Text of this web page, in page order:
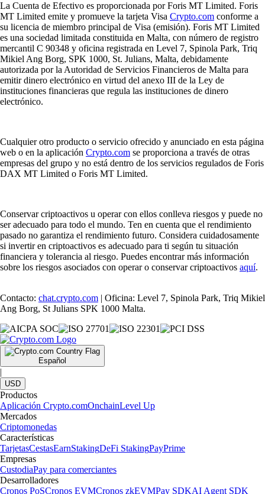
La Cuenta de Efectivo es proporcionada por Foris MT Limited. Foris
MT Limited emite y promueve la tarjeta Visa Crypto.com conforme a
su licencia de miembro principal de Visa (emisión). Foris MT Limited
es una sociedad limitada constituida en Malta, con número de registro
mercantil C 90348 y oficina registrada en Level 7, Spinola Park, Triq
Mikiel Ang Borg, SPK 1000, St. Julians, Malta, debidamente
autorizada por la Autoridad de Servicios Financieros de Malta para
emitir dinero electrónico en virtud del anexo III de la Ley de
instituciones financieras que regula las instituciones de dinero
electrónico.
Cualquier otro producto o servicio ofrecido y anunciado en esta página
web o en la aplicación Crypto.com se proporciona a través de otras
empresas del grupo y no está dentro de los servicios regulados de Foris
DAX MT Limited o Foris MT Limited.
Conservar criptoactivos u operar con ellos conlleva riesgos y puede no
ser adecuado para todo el mundo. Ten en cuenta que el rendimiento
pasado no garantiza el rendimiento futuro. Considera cuidadosamente
si invertir en criptoactivos es adecuado para ti según tu situación
financiera y tolerancia al riesgo. Puedes encontrar más información
sobre los riesgos asociados con operar o conservar criptoactivos aquí.
Contacto: chat.crypto.com | Oficina: Level 7, Spinola Park, Triq Mikiel
Ang Borg, St Julians SPK 1000 Malta.
Español
|
USD
Productos
Aplicación Crypto.comOnchainLevel Up
Mercados
Criptomonedas
Características
TarjetasCestasEarnStakingDeFi StakingPayPrime
Empresas
CustodiaPay para comerciantes
Desarrolladores
Cronos PoSCronos EVMCronos zkEVMPay SDKAI Agent SDK